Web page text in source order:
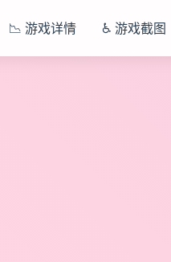
📉 游戏详情 ♿ 游戏截图